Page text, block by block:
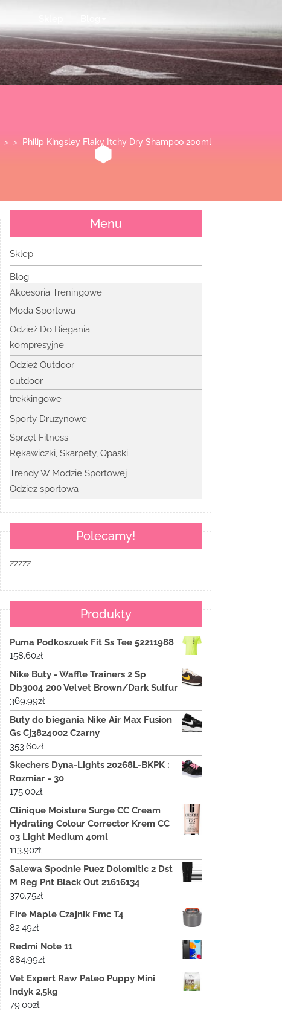
> > Philip Kingsley Flaky Itchy Dry Shampoo 200ml
Menu
Sklep
Blog
Akcesoria Treningowe
Moda Sportowa
Odzież Do Biegania
kompresyjne
Odzież Outdoor
outdoor
trekkingowe
Sporty Drużynowe
Sprzęt Fitness
Rękawiczki, Skarpety, Opaski.
Trendy W Modzie Sportowej
Odzież sportowa
Polecamy!
zzzzz
Produkty
Puma Podkoszuek Fit Ss Tee 52211988
158.60zł
Nike Buty - Waffle Trainers 2 Sp
Db3004 200 Velvet Brown/Dark Sulfur
369.99zł
Buty do biegania Nike Air Max Fusion
Gs Cj3824002 Czarny
353.60zł
Skechers Dyna-Lights 20268L-BKPK :
Rozmiar - 30
175.00zł
Clinique Moisture Surge CC Cream
Hydrating Colour Corrector Krem CC
03 Light Medium 40ml
113.90zł
Salewa Spodnie Puez Dolomitic 2 Dst
M Reg Pnt Black Out 21616134
370.75zł
Fire Maple Czajnik Fmc T4
82.49zł
Redmi Note 11
884.99zł
Vet Expert Raw Paleo Puppy Mini
Indyk 2,5kg
79.00zł